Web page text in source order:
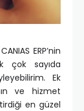
ERP’nin
çok sayıda
Ek
ve hizmet
en güzel